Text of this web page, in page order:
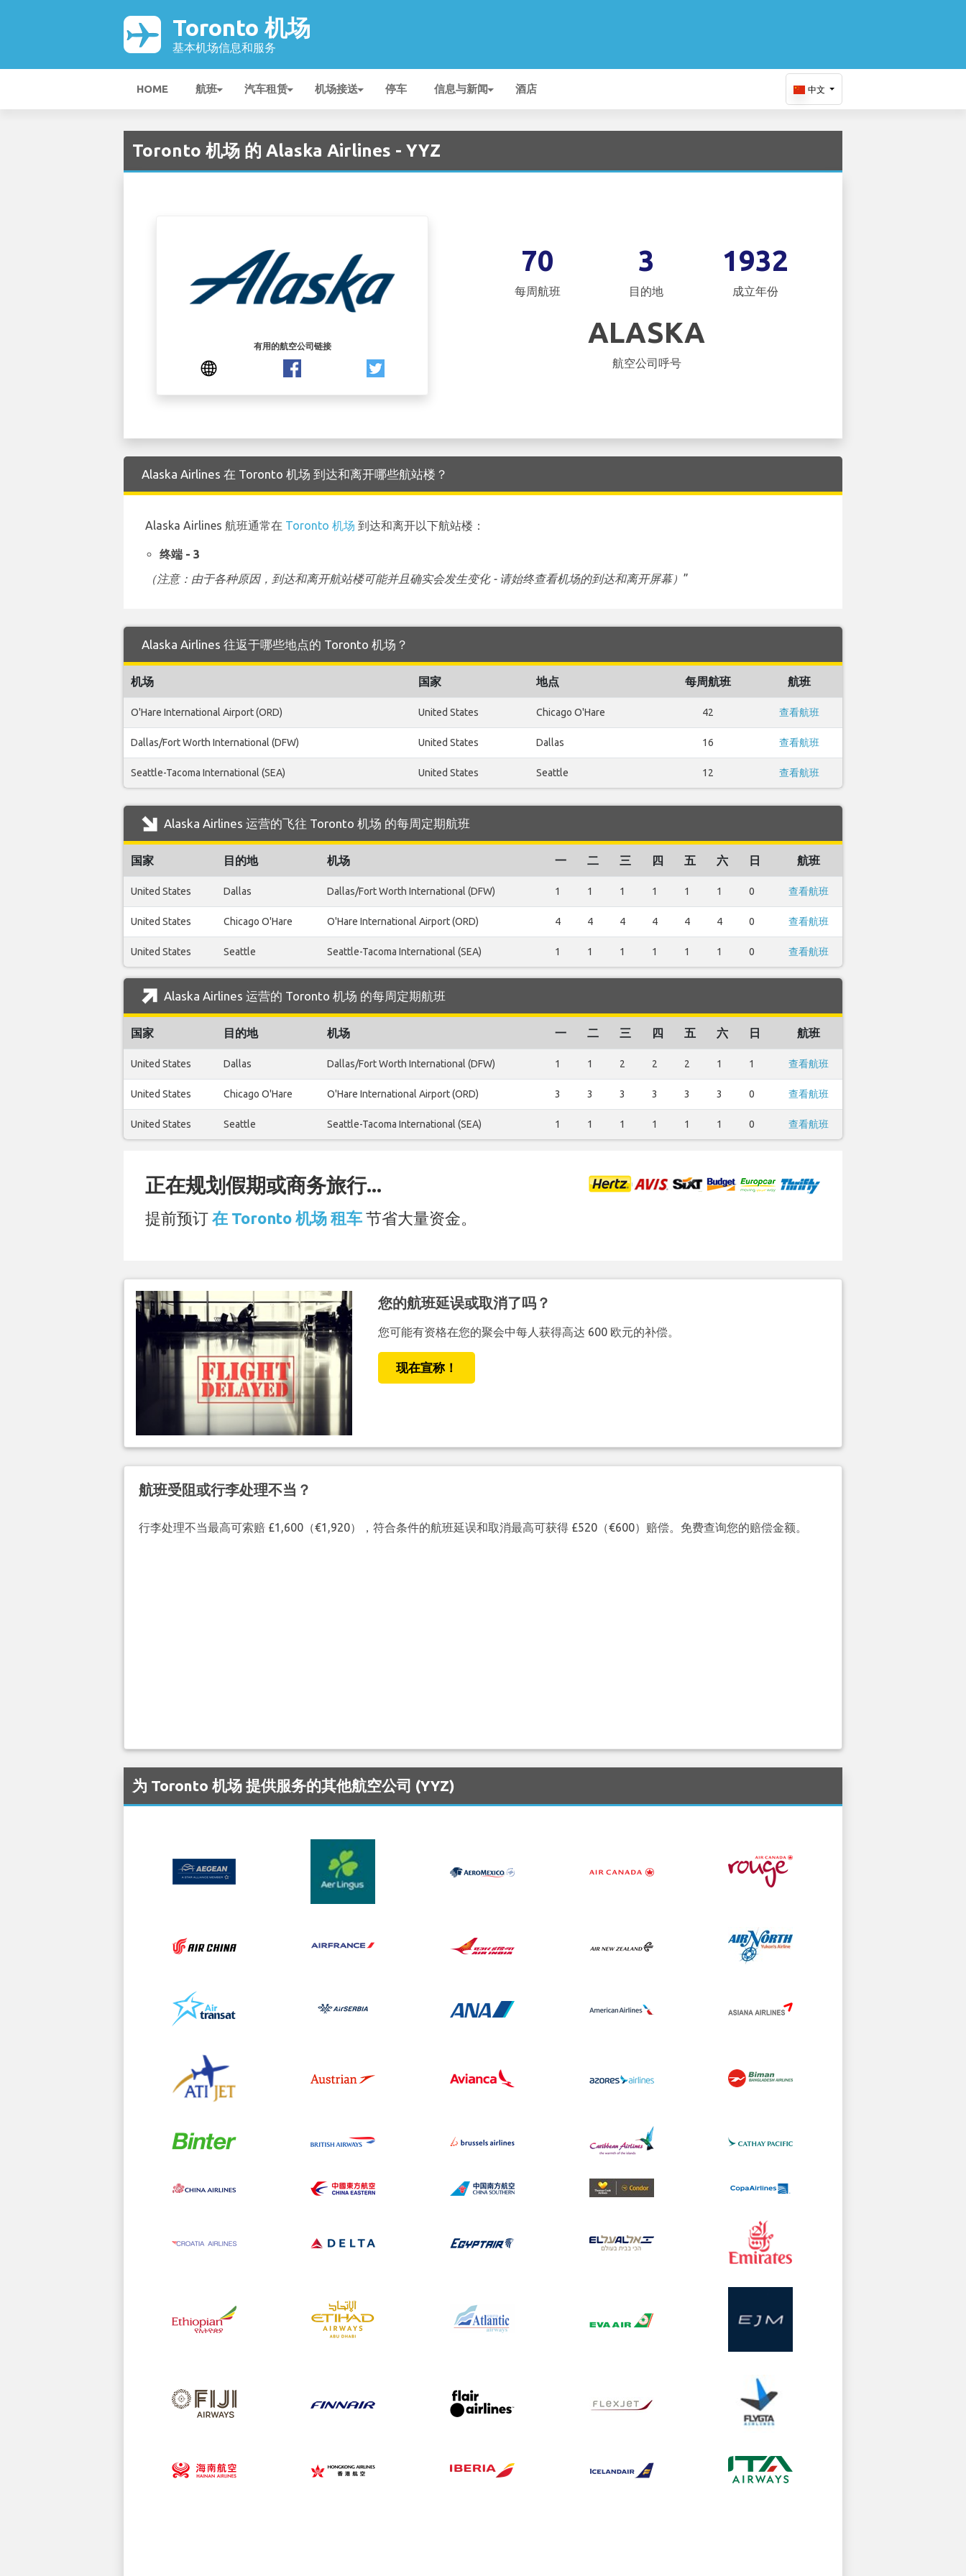
Toronto 机场
基本机场信息和服务
HOME 航班 汽车租赁 机场接送 停车 信息与新闻 酒店 中文
Toronto 机场 的 Alaska Airlines - YYZ
有用的航空公司链接
70
每周航班
3
目的地
1932
成立年份
ALASKA
航空公司呼号
Alaska Airlines 在 Toronto 机场 到达和离开哪些航站楼？
Alaska Airlines 航班通常在 Toronto 机场 到达和离开以下航站楼：
终端 - 3
（注意：由于各种原因，到达和离开航站楼可能并且确实会发生变化 - 请始终查看机场的到达和离开屏幕） ”
Alaska Airlines 往返于哪些地点的 Toronto 机场？
机场 国家 地点 每周航班 航班
O'Hare International Airport (ORD) United States Chicago O'Hare 42 查看航班
Dallas/Fort Worth International (DFW) United States Dallas 16 查看航班
Seattle-Tacoma International (SEA) United States Seattle 12 查看航班
Alaska Airlines 运营的飞往 Toronto 机场 的每周定期航班
国家 目的地 机场 一 二 三 四 五 六 日 航班
United States Dallas Dallas/Fort Worth International (DFW) 1 1 1 1 1 1 0 查看航班
United States Chicago O'Hare O'Hare International Airport (ORD) 4 4 4 4 4 4 0 查看航班
United States Seattle Seattle-Tacoma International (SEA) 1 1 1 1 1 1 0 查看航班
Alaska Airlines 运营的 Toronto 机场 的每周定期航班
国家 目的地 机场 一 二 三 四 五 六 日 航班
United States Dallas Dallas/Fort Worth International (DFW) 1 1 2 2 2 1 1 查看航班
United States Chicago O'Hare O'Hare International Airport (ORD) 3 3 3 3 3 3 0 查看航班
United States Seattle Seattle-Tacoma International (SEA) 1 1 1 1 1 1 0 查看航班
正在规划假期或商务旅行...
提前预订 在 Toronto 机场 租车 节省大量资金。
您的航班延误或取消了吗？
您可能有资格在您的聚会中每人获得高达 600 欧元的补偿。
现在宣称！
航班受阻或行李处理不当？
行李处理不当最高可索赔 £1,600（€1,920），符合条件的航班延误和取消最高可获得 £520（€600）赔偿。免费查询您的赔偿金额。
为 Toronto 机场 提供服务的其他航空公司 (YYZ)